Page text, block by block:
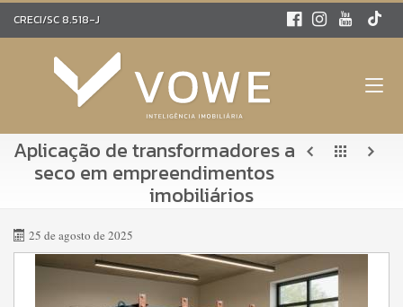
CRECI/SC 8.518-J
Aplicação de transformadores a
seco em empreendimentos
imobiliários
25 de agosto de 2025